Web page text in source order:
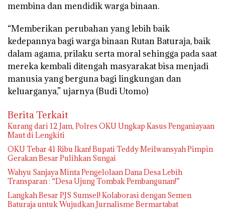
membina dan mendidik warga binaan.
“Memberikan perubahan yang lebih baik
kedepannya bagi warga binaan Rutan Baturaja, baik
dalam agama, prilaku serta moral sehingga pada saat
mereka kembali ditengah masyarakat bisa menjadi
manusia yang berguna bagi lingkungan dan
keluarganya,” ujarnya (Budi Utomo)
Berita Terkait
Kurang dari 12 Jam, Polres OKU Ungkap Kasus Penganiayaan
Maut di Lengkiti
OKU Tebar 41 Ribu Ikan! Bupati Teddy Meilwansyah Pimpin
Gerakan Besar Pulihkan Sungai
Wahyu Sanjaya Minta Pengelolaan Dana Desa Lebih
Transparan : “Desa Ujung Tombak Pembangunan!”
Langkah Besar PJS Sumsel! Kolaborasi dengan Semen
Baturaja untuk Wujudkan Jurnalisme Bermartabat